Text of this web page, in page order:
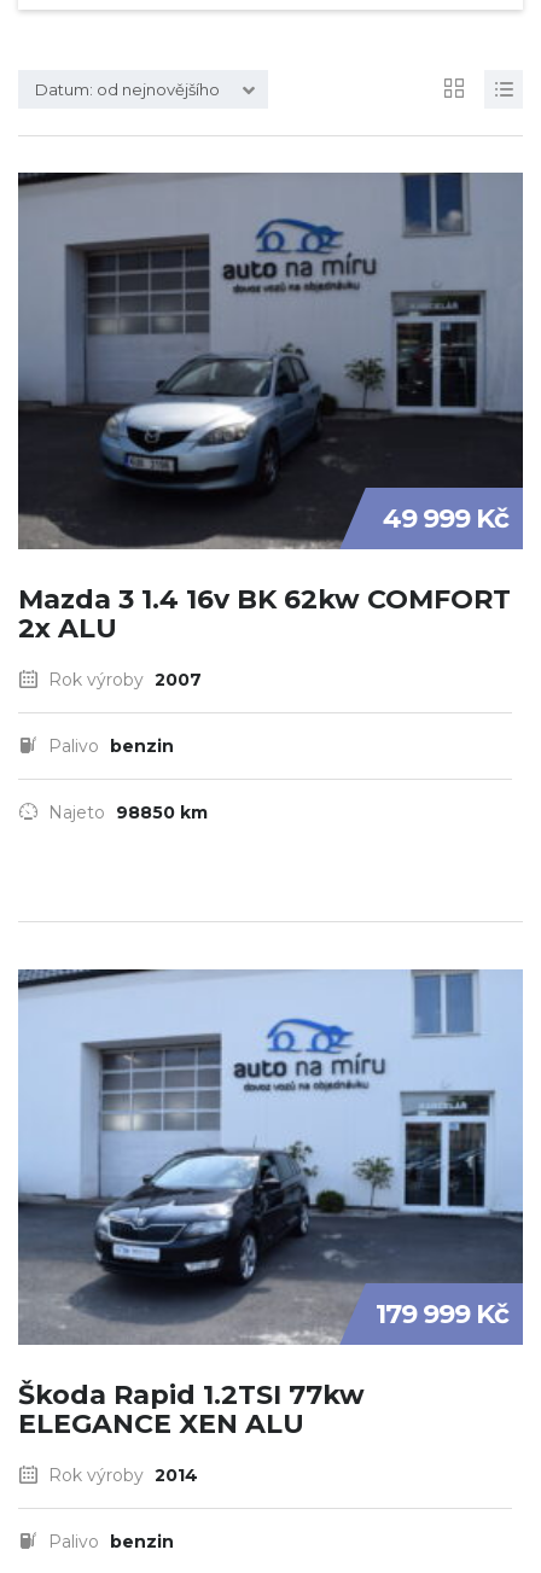
Datum: od nejnovějšího
49 999 Kč
Mazda 3 1.4 16v BK 62kw COMFORT
2x ALU
Rok výroby 2007
Palivo benzin
Najeto 98850 km
179 999 Kč
Škoda Rapid 1.2TSI 77kw
ELEGANCE XEN ALU
Rok výroby 2014
Palivo benzin